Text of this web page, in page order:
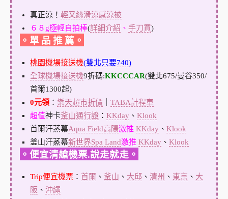
真正涼！ 輕又絲滑涼感涼被
６８g極輕自拍棒(詳細介紹 、 手刀買)
。單 品 推 薦。
桃園機場接送機(雙北只要740)
全球機場接送機9折碼:KKCCCAR(雙北675/曼谷350/
首爾1300起)
0元領： 樂天超市折價
TABA計程車
超值神卡釜山通行證： KKday 、 Klook
首爾汗蒸幕Aqua Field高陽激推 KKday 、 Klook
釜山汗蒸幕新世界Spa Land激推 KKday 、 Klook
。便宜清艙機票.說走就走。
Trip便宜機票： 首爾 、 釜山 、 大邱 、 清州 、 東京 、 大
阪 、 沖繩